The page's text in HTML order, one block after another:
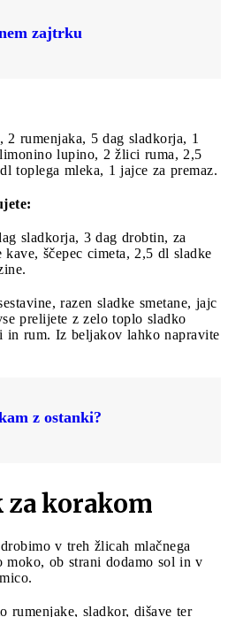
zajtrku
rumenjaka, 5 dag sladkorja, 1
lupino, 2 žlici ruma, 2,5
toplega mleka, 1 jajce za premaz.
sladkorja, 3 dag drobtin, za
ščepec cimeta, 2,5 dl sladke
razen sladke smetane, jajc
prelijete z zelo toplo sladko
in rum. Iz beljakov lahko napravite
z ostanki?
za korakom
v treh žlicah mlačnega
moko, ob strani dodamo sol in v
rumenjake, sladkor, dišave ter